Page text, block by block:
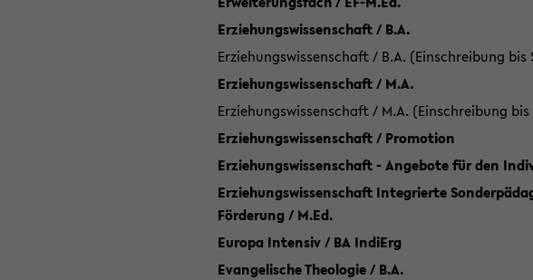
Erziehungswissenschaft / B.A.
Erziehungswissenschaft / B.A. (Einschreibung bis
Erziehungswissenschaft / M.A.
Erziehungswissenschaft / M.A. (Einschreibung bis
Erziehungswissenschaft / Promotion
Erziehungswissenschaft - Angebote für den
Erziehungswissenschaft Integrierte
Förderung / M.Ed.
Europa Intensiv / BA IndiErg
Evangelische Theologie / B.A.